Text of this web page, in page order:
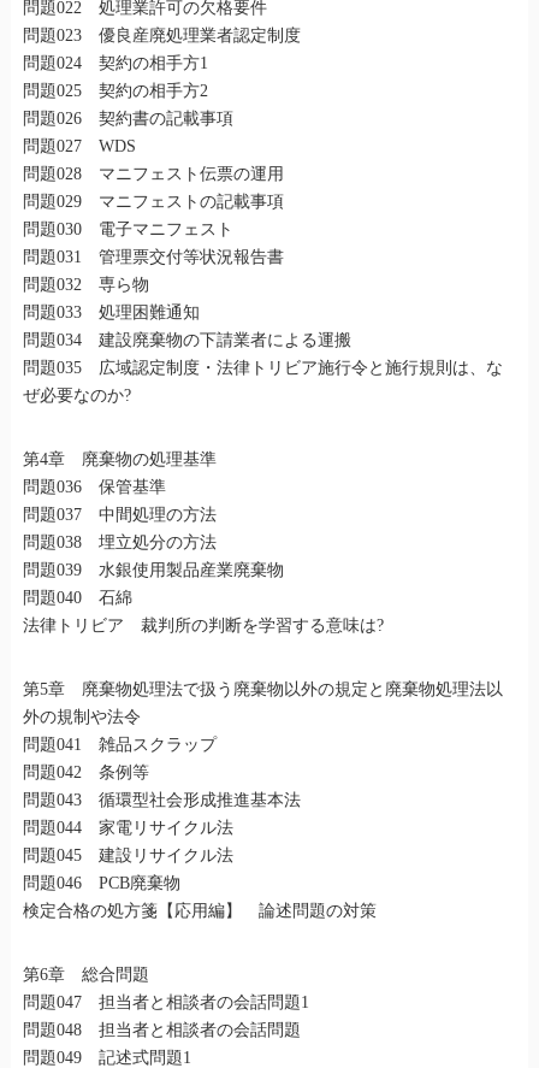
問題022 処理業許可の欠格要件
問題023 優良産廃処理業者認定制度
問題024 契約の相手方1
問題025 契約の相手方2
問題026 契約書の記載事項
問題027 WDS
問題028 マニフェスト伝票の運用
問題029 マニフェストの記載事項
問題030 電子マニフェスト
問題031 管理票交付等状況報告書
問題032 専ら物
問題033 処理困難通知
問題034 建設廃棄物の下請業者による運搬
問題035 広域認定制度・法律トリビア施行令と施行規則は、な
ぜ必要なのか?
第4章 廃棄物の処理基準
問題036 保管基準
問題037 中間処理の方法
問題038 埋立処分の方法
問題039 水銀使用製品産業廃棄物
問題040 石綿
法律トリビア 裁判所の判断を学習する意味は?
第5章 廃棄物処理法で扱う廃棄物以外の規定と廃棄物処理法以
外の規制や法令
問題041 雑品スクラップ
問題042 条例等
問題043 循環型社会形成推進基本法
問題044 家電リサイクル法
問題045 建設リサイクル法
問題046 PCB廃棄物
検定合格の処方箋【応用編】 論述問題の対策
第6章 総合問題
問題047 担当者と相談者の会話問題1
問題048 担当者と相談者の会話問題
問題049 記述式問題1